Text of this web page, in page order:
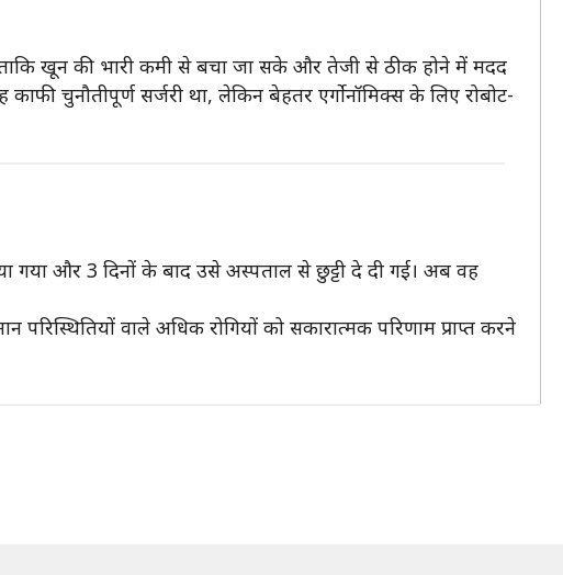
खून की भारी कमी से बचा जा सके और तेजी से ठीक होने में मदद
चुनौतीपूर्ण सर्जरी था, लेकिन बेहतर एर्गोनॉमिक्स के लिए रोबोट-
और 3 दिनों के बाद उसे अस्पताल से छुट्टी दे दी गई। अब वह
वाले अधिक रोगियों को सकारात्मक परिणाम प्राप्त करने